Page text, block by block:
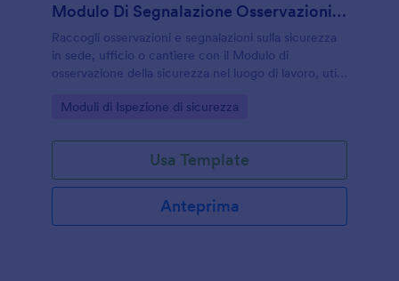
Modulo Di Segnalazione Osservazioni Di Sicurezza Sul Lavoro
Raccogli osservazioni e segnalazioni sulla sicurezza
in sede, ufficio o cantiere con il Modulo di
osservazione della sicurezza nel luogo di lavoro, utile
correttive e follow-up con Jotform.
Go to Category:
Moduli di Ispezione di sicurezza
Usa Template
Anteprima